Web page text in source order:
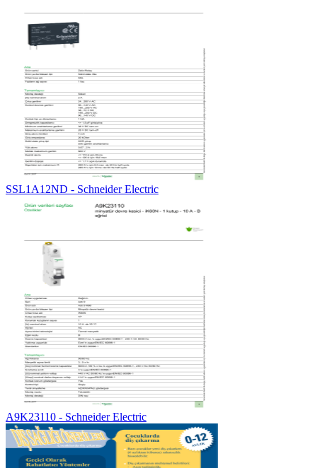
SSL1A12ND - Schneider Electric
A9K23110 - Schneider Electric